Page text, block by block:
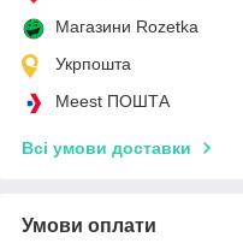
Магазини Rozetka
Укрпошта
Meest ПОШТА
Всі умови доставки
Умови оплати